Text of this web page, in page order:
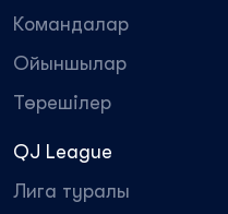
Командалар
Ойыншылар
Төрешілер
QJ League
Лига туралы